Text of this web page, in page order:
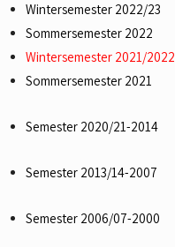
Wintersemester 2022/23
Sommersemester 2022
Wintersemester 2021/2022
Sommersemester 2021
Semester 2020/21-2014
Semester 2013/14-2007
Semester 2006/07-2000